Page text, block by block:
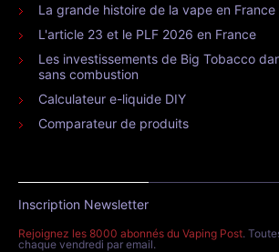
La grande histoire de la vape en France
L'article 23 et le PLF 2026 en France
Les investissements de Big Tobacco
sans combustion
Calculateur e-liquide DIY
Comparateur de produits
Inscription Newsletter
Rejoignez les 8000 abonnés du Vaping Post.
chaque vendredi par email.